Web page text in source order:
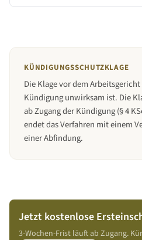
KÜNDIGUNGSSCHUTZKLAGE
Die Klage vor dem
Kündigung unwirksam ist. Die
ab Zugang der Kündigung (§ 4
endet das Verfahren mit einem
einer Abfindung.
Jetzt kostenlose
3-Wochen-Frist läuft ab Zugang.